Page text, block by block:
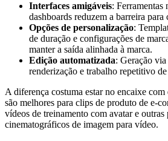
Interfaces amigáveis: Ferramentas
dashboards reduzem a barreira para
Opções de personalização:
de duração e configurações de
manter a saída alinhada à marca.
Edição automatizada: Geração
renderização e trabalho repetitivo
A diferença costuma estar no encaixe
são melhores para clips de produto de e-
vídeos de treinamento com avatar e outras
cinematográficos de imagem para vídeo.